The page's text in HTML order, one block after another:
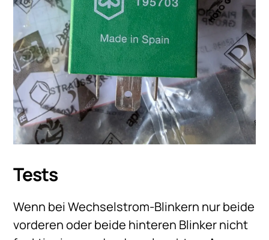
Tests
Wenn bei Wechselstrom-Blinkern nur beide
vorderen oder beide hinteren Blinker nicht